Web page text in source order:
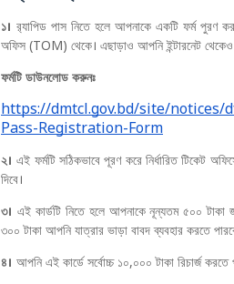
১। র‍্যাপিড পাস নিতে হলে আপনাকে একটি ফর্ম পুরণ
অফিস (TOM) থেকে। এছাড়াও আপনি ইন্টারনেট থেকেও
ফর্মটি ডাউনলোড করুনঃ
https://dmtcl.gov.bd/site/notices/
Pass-Registration-Form
২। এই ফর্মটি সঠিকভাবে পূরণ করে নির্ধারিত
দিবে।
৩। এই কার্ডটি নিতে হলে আপনাকে নূন্যতম ৫০০ টাকা
৩০০ টাকা আপনি যাত্রার ভাড়া বাবদ ব্যবহার করতে
৪। আপনি এই কার্ডে সর্বোচ্চ ১০,০০০ টাকা রিচার্জ